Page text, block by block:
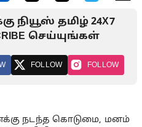
நியூஸ் தமிழ் 24X7
செய்யுங்கள்
FOLLOW FOLLOW
நடந்த கொடுமை, மனம்